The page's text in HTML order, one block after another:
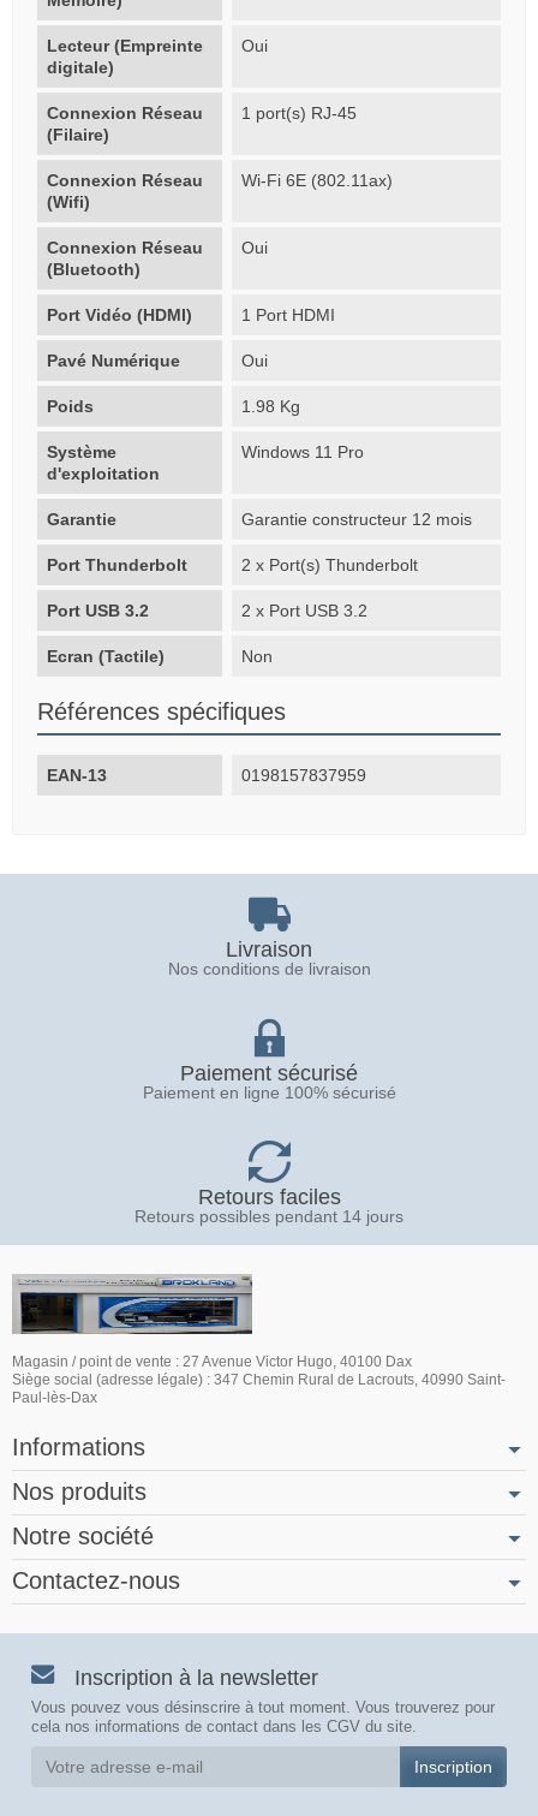
Lecteur (Empreinte
digitale)
Oui
Connexion Réseau
(Filaire)
1 port(s) RJ-45
Connexion Réseau
(Wifi)
Wi-Fi 6E (802.11ax)
Connexion Réseau
(Bluetooth)
Oui
Port Vidéo (HDMI) 1 Port HDMI
Pavé Numérique Oui
Poids 1.98 Kg
Système
d'exploitation
Windows 11 Pro
Garantie Garantie constructeur 12 mois
Port Thunderbolt 2 x Port(s) Thunderbolt
Port USB 3.2 2 x Port USB 3.2
Ecran (Tactile) Non
Références spécifiques
EAN-13 0198157837959
Livraison
Nos conditions de livraison
Paiement sécurisé
Paiement en ligne 100% sécurisé
Retours faciles
Retours possibles pendant 14 jours
Magasin / point de vente : 27 Avenue Victor Hugo, 40100 Dax
Siège social (adresse légale) : 347 Chemin Rural de Lacrouts, 40990 Saint-
Paul-lès-Dax
Informations
Nos produits
Notre société
Contactez-nous
Inscription à la newsletter
Vous pouvez vous désinscrire à tout moment. Vous trouverez pour
cela nos informations de contact dans les CGV du site.